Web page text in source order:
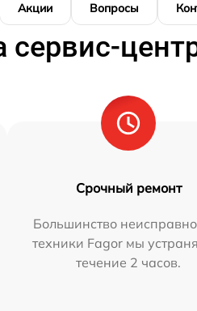
Акции Вопросы
Срочный ремонт
Большинство
техники Fagor мы
течение 2 часов.